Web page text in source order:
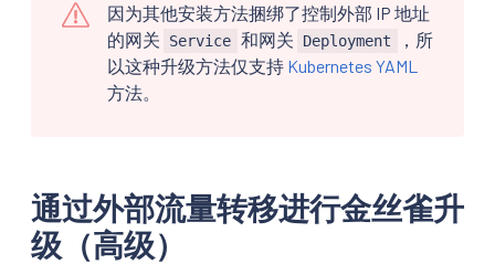
因为其他安装方法捆绑了控制外部 IP 地址
的网关
Service 和网关 Deployment
，所
以这种升级方法仅支持 Kubernetes YAML
方法。
通过外部流量转移进行金丝雀升
级（高级）